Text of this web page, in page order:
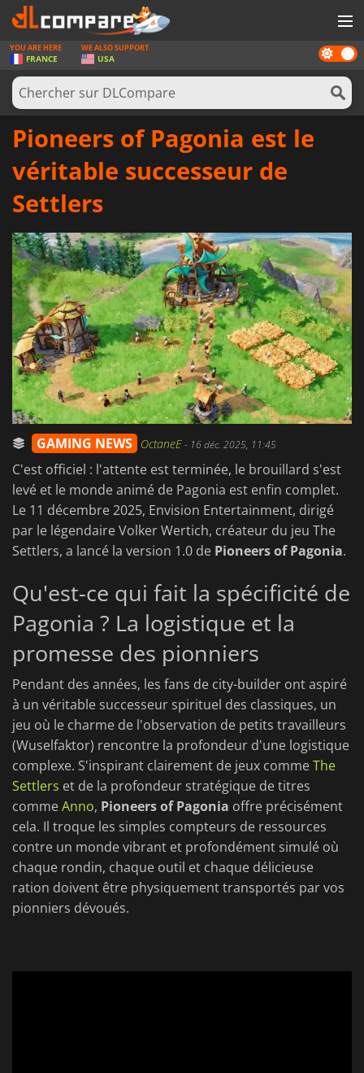
JEUX
CARTES PRÉPAYÉES
LOGICIELS
SE CONNECTER OU S'INSCRIRE
Dark
mode
YOU ARE HERE
FRANCE
WE ALSO SUPPORT
USA
Pioneers of Pagonia est le
véritable successeur de
Settlers
GAMING NEWS OctaneE- 16 déc. 2025, 11:45
C'est officiel : l'attente est terminée, le brouillard s'est
levé et le monde animé de Pagonia est enfin complet.
Le 11 décembre 2025, Envision Entertainment, dirigé
par le légendaire Volker Wertich, créateur du jeu The
Settlers, a lancé la version 1.0 de Pioneers of Pagonia.
Qu'est-ce qui fait la spécificité de
Pagonia ? La logistique et la
promesse des pionniers
Pendant des années, les fans de city-builder ont aspiré
à un véritable successeur spirituel des classiques, un
jeu où le charme de l'observation de petits travailleurs
(Wuselfaktor) rencontre la profondeur d'une logistique
complexe. S'inspirant clairement de jeux commeThe
Settlers et de la profondeur stratégique de titres
commeAnno, Pioneers of Pagonia offre précisément
cela. Il troque les simples compteurs de ressources
contre un monde vibrant et profondément simulé où
chaque rondin, chaque outil et chaque délicieuse
ration doivent être physiquement transportés par vos
pionniers dévoués.